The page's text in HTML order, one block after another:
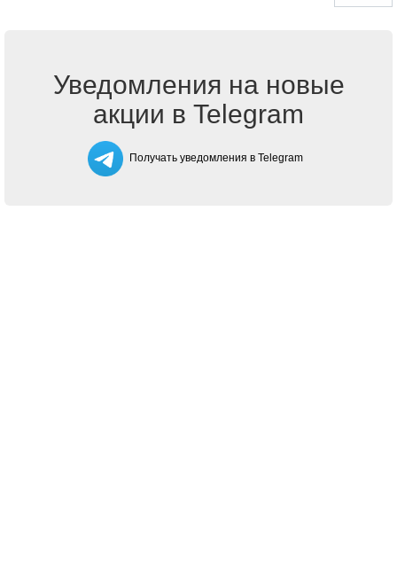
Уведомления на новые
акции в Telegram
Получать уведомления в Telegram